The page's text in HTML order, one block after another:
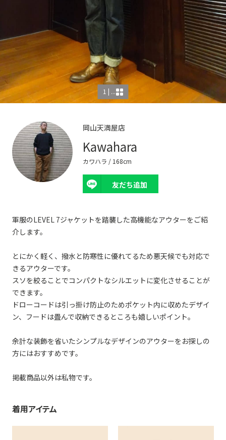
1 | ...
岡山天満屋店
Kawahara
カワハラ / 168cm
友だち追加
軍服のLEVEL 7ジャケットを踏襲した高機能なアウターをご紹
介します。
とにかく軽く、撥水と防寒性に優れてるため悪天候でも対応で
きるアウターです。
スソを絞ることでコンパクトなシルエットに変化させることが
できます。
ドローコードは引っ掛け防止のためポケット内に収めたデザイ
ン、フードは畳んで収納できるところも嬉しいポイント。
余計な装飾を省いたシンプルなデザインのアウターをお探しの
方にはおすすめです。
掲載商品以外は私物です。
着用アイテム